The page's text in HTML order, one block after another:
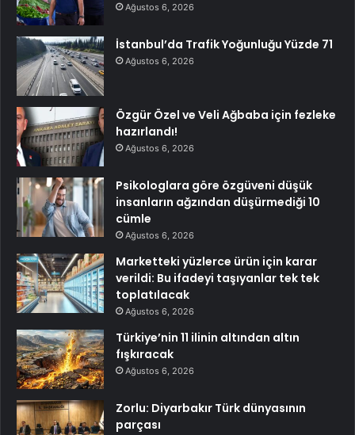
Ağustos 6, 2026
İstanbul’da Trafik Yoğunluğu Yüzde 71
Ağustos 6, 2026
Özgür Özel ve Veli Ağbaba için fezleke
hazırlandı!
Ağustos 6, 2026
Psikologlara göre özgüveni düşük
insanların ağzından düşürmediği 10
cümle
Ağustos 6, 2026
Marketteki yüzlerce ürün için karar
verildi: Bu ifadeyi taşıyanlar tek tek
toplatılacak
Ağustos 6, 2026
Türkiye’nin 11 ilinin altından altın
fışkıracak
Ağustos 6, 2026
Zorlu: Diyarbakır Türk dünyasının
parçası